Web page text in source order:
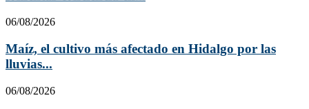
06/08/2026
Maíz, el cultivo más afectado en Hidalgo por las
lluvias...
06/08/2026